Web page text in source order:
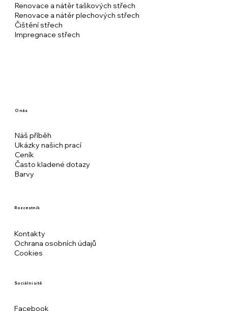
Renovace a nátěr taškových střech
Renovace a nátěr plechových střech
Čištění střech
Impregnace střech
O nás
Náš příběh
Ukázky našich prací
Ceník
Často kladené dotazy
Barvy
Rozcestník
Kontakty
Ochrana osobních údajů
Cookies
Sociální sítě
Facebook